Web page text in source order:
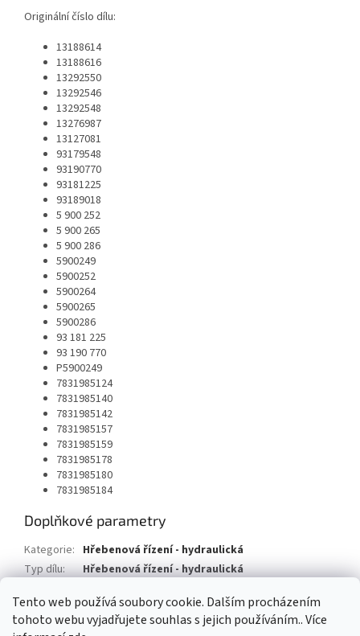
Tento web používá soubory cookie. Dalším procházením
tohoto webu vyjadřujete souhlas s jejich používáním.. Více
Originální číslo dílu:
13188614
13188616
13292550
13292546
13292548
13276987
13127081
93179548
93190770
93181225
93189018
5 900 252
5 900 265
5 900 286
5900249
5900252
5900264
5900265
5900286
93 181 225
93 190 770
P5900249
7831985124
7831985140
7831985142
7831985157
7831985159
7831985178
7831985180
7831985184
Doplňkové parametry
Kategorie: Hřebenová řízení - hydraulická
Typ dílu:
Hřebenová řízení - hydraulická